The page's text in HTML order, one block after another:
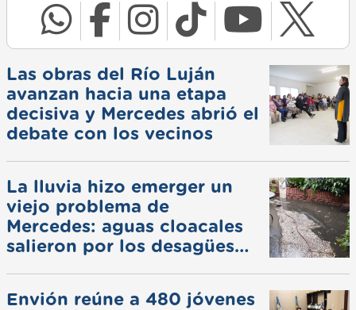
Las obras del Río Luján
avanzan hacia una etapa
decisiva y Mercedes abrió el
debate con los vecinos
La lluvia hizo emerger un
viejo problema de
Mercedes: aguas cloacales
salieron por los desagües
Envión reúne a 480 jóvenes